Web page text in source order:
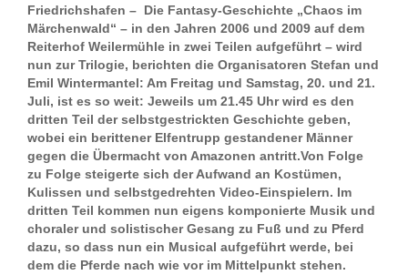
Friedrichshafen – Die Fantasy-Geschichte „Chaos im
Märchenwald“ – in den Jahren 2006 und 2009 auf dem
Reiterhof Weilermühle in zwei Teilen aufgeführt – wird
nun zur Trilogie, berichten die Organisatoren Stefan und
Emil Wintermantel: Am Freitag und Samstag, 20. und 21.
Juli, ist es so weit: Jeweils um 21.45 Uhr wird es den
dritten Teil der selbstgestrickten Geschichte geben,
wobei ein berittener Elfentrupp gestandener Männer
gegen die Übermacht von Amazonen antritt.Von Folge
zu Folge steigerte sich der Aufwand an Kostümen,
Kulissen und selbstgedrehten Video-Einspielern. Im
dritten Teil kommen nun eigens komponierte Musik und
choraler und solistischer Gesang zu Fuß und zu Pferd
dazu, so dass nun ein Musical aufgeführt werde, bei
dem die Pferde nach wie vor im Mittelpunkt stehen.